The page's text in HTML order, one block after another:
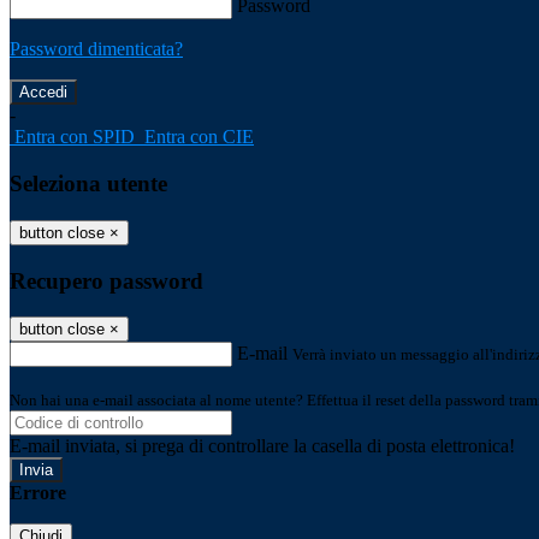
Password
Password dimenticata?
-
Entra con SPID Entra con CIE
Seleziona utente
button close ×
Recupero password
button close ×
E-mail Verrà inviato un messaggio
Non hai una e-mail associata al nome utente? Effettua il reset della password
E-mail inviata, si prega di controllare la casella di posta elettronica!
Errore